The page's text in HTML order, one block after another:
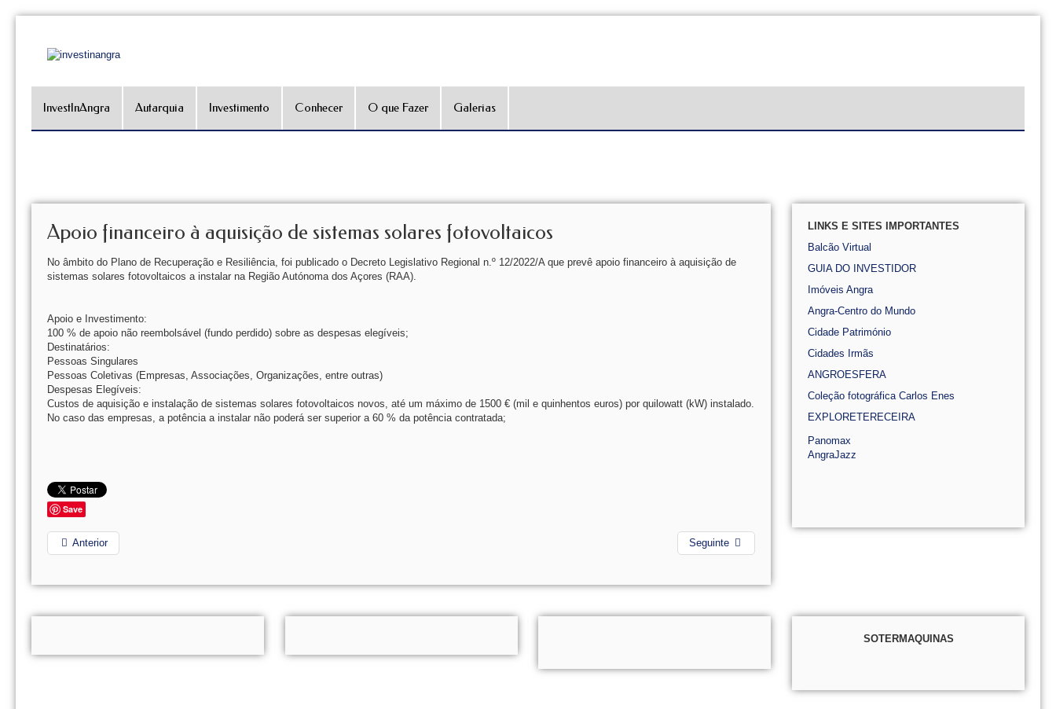
InvestInAngra Autarquia Investimento Conhecer O que Fazer Galerias
Apoio financeiro à aquisição de sistemas solares fotovoltaicos
No âmbito do Plano de Recuperação e Resiliência, foi publicado o Decreto Legislativo Regional n.º 12/2022/A que prevê apoio financeiro à aquisição de
sistemas solares fotovoltaicos a instalar na Região Autónoma dos Açores (RAA).
Apoio e Investimento:
100 % de apoio não reembolsável (fundo perdido) sobre as despesas elegíveis;
Destinatários:
Pessoas Singulares
Pessoas Coletivas (Empresas, Associações, Organizações, entre outras)
Despesas Elegíveis:
Custos de aquisição e instalação de sistemas solares fotovoltaicos novos, até um máximo de 1500 € (mil e quinhentos euros) por quilowatt (kW) instalado.
No caso das empresas, a potência a instalar não poderá ser superior a 60 % da potência contratada;
Save
Anterior Seguinte
LINKS E SITES IMPORTANTES
Balcão Virtual
GUIA DO INVESTIDOR
Imóveis Angra
Angra-Centro do Mundo
Cidade Património
Cidades Irmãs
ANGROESFERA
Coleção fotográfica Carlos Enes
EXPLORETERECEIRA
Panomax
AngraJazz
SOTERMAQUINAS